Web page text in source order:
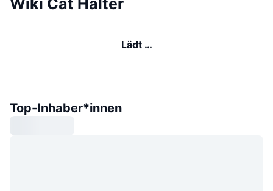
Lädt …
Top-Inhaber*innen